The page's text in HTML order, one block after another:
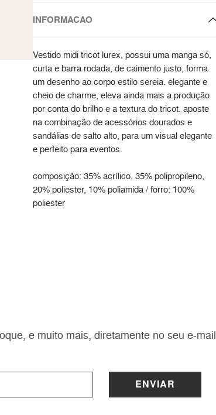
INFORMACAO
Vestido midi tricot lurex, possui uma manga só,
curta e barra rodada, de caimento justo, forma
um desenho ao corpo estilo sereia. elegante e
cheio de charme, eleva ainda mais a produção
por conta do brilho e a textura do tricot. aposte
na combinação de acessórios dourados e
sandálias de salto alto, para um visual elegante
e perfeito para eventos.
composição: 35% acrílico, 35% polipropileno,
20% poliester, 10% poliamida / forro: 100%
poliester
e muito mais, diretamente no seu e-mail
ENVIAR